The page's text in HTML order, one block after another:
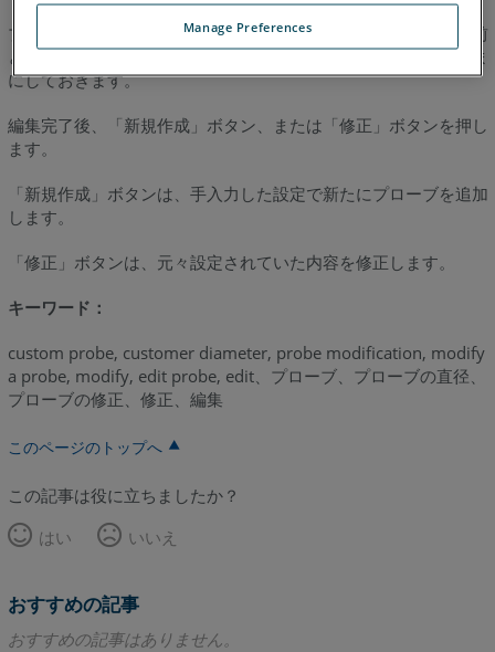
プローブを修正する画面が立ち上がります。この画面上で、名前
とプローブの直径を変更できます。直径は元々あった数値のまま
にしておきます。
編集完了後、「新規作成」ボタン、または「修正」ボタンを押し
ます。
「新規作成」ボタンは、手入力した設定で新たにプローブを追加
します。
「修正」ボタンは、元々設定されていた内容を修正します。
キーワード：
custom probe, customer diameter, probe modification, modify
a probe, modify, edit probe, edit、プローブ、プローブの直径、
プローブの修正、修正、編集
このページのトップへ
この記事は役に立ちましたか？
はい
いいえ
おすすめの記事
おすすめの記事はありません。
Manage Preferences